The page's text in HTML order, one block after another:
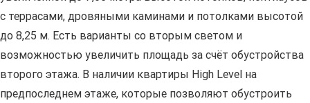
с террасами, дровяными каминами и потолками высотой
до 8,25 м. Есть варианты со вторым светом и
возможностью увеличить площадь за счёт обустройства
второго этажа. В наличии квартиры High Level на
предпоследнем этаже, которые позволяют обустроить